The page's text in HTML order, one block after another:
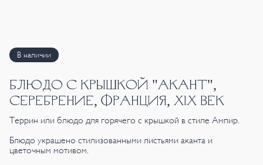
В наличии
БЛЮДО С КРЫШКОЙ "АКАНТ",
СЕРЕБРЕНИЕ, ФРАНЦИЯ, XIX ВЕК
Террин или блюдо для горячего с крышкой в стиле Ампир.
Блюдо украшено стилизованными листьями аканта и
цветочным мотивом.